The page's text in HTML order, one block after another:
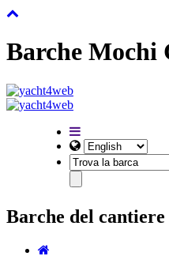
Barche Mochi
Barche del